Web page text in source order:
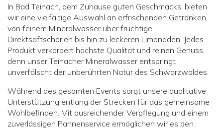
In Bad Teinach, dem Zuhause guten Geschmacks, bieten
wir eine vielfältige Auswahl an erfrischenden Getränken,
von feinem Mineralwasser über fruchtige
Direktsaftschorlen bis hin zu leckeren Limonaden. Jedes
Produkt verkörpert höchste Qualität und reinen Genuss,
denn unser Teinacher Mineralwasser entspringt
unverfälscht der unberührten Natur des Schwarzwaldes.
Während des gesamten Events sorgt unsere qualitative
Unterstützung entlang der Strecken für das gemeinsame
Wohlbefinden. Mit ausreichender Verpflegung und einem
zuverlässigen Pannenservice ermöglichen wir es den